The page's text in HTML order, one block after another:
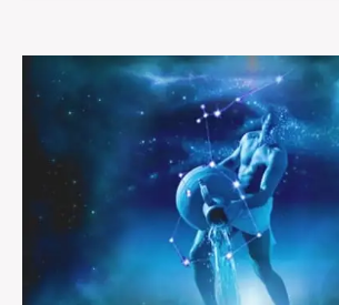
las
casas
astrológicas